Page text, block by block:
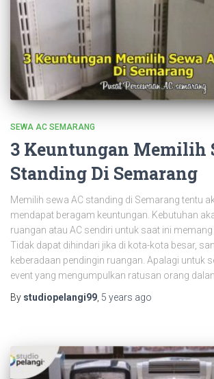
SEWA AC SEMARANG
3 Keuntungan Memilih
Standing Di Semarang
Memilih sewa AC standing di Semarang tentu
mendapat beragam keuntungan. Kebutuhan
ruangan atau AC sendiri untuk saat ini memang
Tidak dapat dihindari jika di kota-kota besar,
keberadaan pendingin ruangan. Apalagi untuk
event yang mengumpulkan ratusan orang
By studiopelangi99 5 years ago